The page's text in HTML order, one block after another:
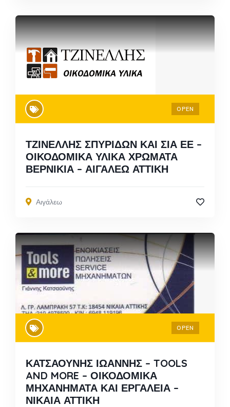
OPEN
ΤΖΙΝΕΛΛΗΣ ΣΠΥΡΙΔΩΝ ΚΑΙ ΣΙΑ ΕΕ –
ΟΙΚΟΔΟΜΙΚΑ ΥΛΙΚΑ ΧΡΩΜΑΤΑ
ΒΕΡΝΙΚΙΑ – ΑΙΓΑΛΕΩ ΑΤΤΙΚΗ
Αιγάλεω
OPEN
ΚΑΤΣΑΟΥΝΗΣ ΙΩΑΝΝΗΣ – TOOLS
AND MORE – ΟΙΚΟΔΟΜΙΚΑ
ΜΗΧΑΝΗΜΑΤΑ ΚΑΙ ΕΡΓΑΛΕΙΑ –
ΝΙΚΑΙΑ ΑΤΤΙΚΗ